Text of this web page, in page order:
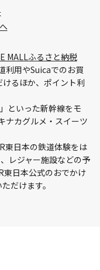
MALLふるさと納税別
ウィ
ン
ウ
で
き
ま
す
利用やSuicaでのお買
るほか、ポイント利
といった新幹線をモ
ナカグルメ・スイーツ
東日本の鉄道体験をは
レジャー施設などの予
東日本公式のおでかけ
だけます。